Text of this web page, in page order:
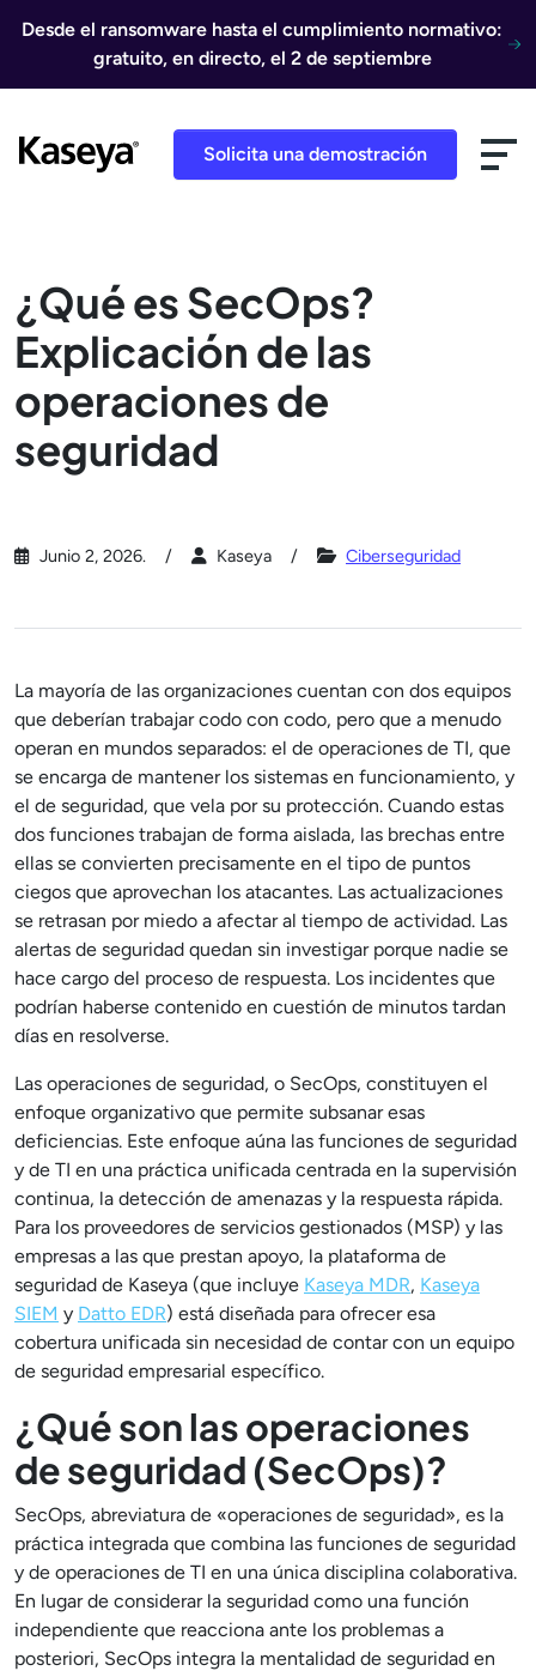
Desde el ransomware hasta el cumplimiento normativo:
gratuito, en directo, el 2 de septiembre
Solicita una demostración
¿Qué es SecOps?
Explicación de las
operaciones de
seguridad
Junio 2, 2026. Kaseya Ciberseguridad
La mayoría de las organizaciones cuentan con dos equipos
que deberían trabajar codo con codo, pero que a menudo
operan en mundos separados: el de operaciones de TI, que
se encarga de mantener los sistemas en funcionamiento, y
el de seguridad, que vela por su protección. Cuando estas
dos funciones trabajan de forma aislada, las brechas entre
ellas se convierten precisamente en el tipo de puntos
ciegos que aprovechan los atacantes. Las actualizaciones
se retrasan por miedo a afectar al tiempo de actividad. Las
alertas de seguridad quedan sin investigar porque nadie se
hace cargo del proceso de respuesta. Los incidentes que
podrían haberse contenido en cuestión de minutos tardan
días en resolverse.
Las operaciones de seguridad, o SecOps, constituyen el
enfoque organizativo que permite subsanar esas
deficiencias. Este enfoque aúna las funciones de seguridad
y de TI en una práctica unificada centrada en la supervisión
continua, la detección de amenazas y la respuesta rápida.
Para los proveedores de servicios gestionados (MSP) y las
empresas a las que prestan apoyo, la plataforma de
seguridad de Kaseya (que incluye Kaseya MDR, Kaseya
SIEM y Datto EDR) está diseñada para ofrecer esa
cobertura unificada sin necesidad de contar con un equipo
de seguridad empresarial específico.
¿Qué son las operaciones
de seguridad (SecOps)?
SecOps, abreviatura de «operaciones de seguridad», es la
práctica integrada que combina las funciones de seguridad
y de operaciones de TI en una única disciplina colaborativa.
En lugar de considerar la seguridad como una función
independiente que reacciona ante los problemas a
posteriori, SecOps integra la mentalidad de seguridad en